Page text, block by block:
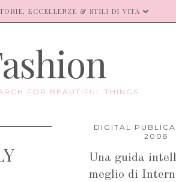
ECCELLENZE & STILI DI VITA
FOR BEAUTIFUL THINGS.
DIGITAL
2008
Una guida
meglio di